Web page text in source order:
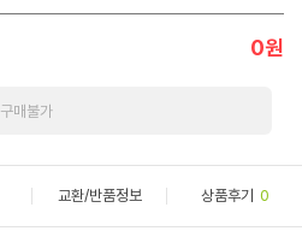
0원
구매불가
교환/반품정보 상품후기 0